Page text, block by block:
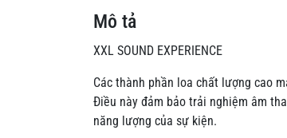
Mô tả
XXL SOUND EXPERIENCE
Các thành phần loa chất lượng cao
Điều này đảm bảo trải nghiệm âm
năng lượng của sự kiện.